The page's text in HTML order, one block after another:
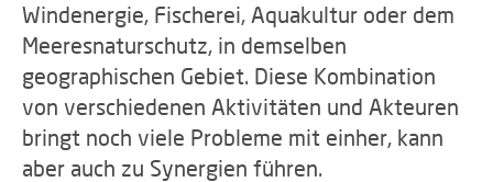
Windenergie, Fischerei, Aquakultur oder dem
Meeresnaturschutz, in demselben
geographischen Gebiet. Diese Kombination
von verschiedenen Aktivitäten und Akteuren
bringt noch viele Probleme mit einher, kann
aber auch zu Synergien führen.